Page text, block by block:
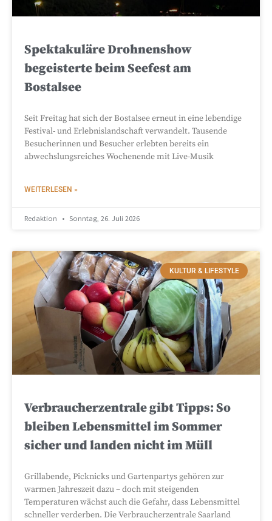
Spektakuläre Drohnenshow
begeisterte beim Seefest am
Bostalsee
Seit Freitag hat sich der Bostalsee erneut in eine lebendige
Festival- und Erlebnislandschaft verwandelt. Tausende
Besucherinnen und Besucher erlebten bereits ein
abwechslungsreiches Wochenende mit Live-Musik
WEITERLESEN »
Redaktion Sonntag, 26. Juli 2026
KULTUR & LIFESTYLE
Verbraucherzentrale gibt Tipps: So
bleiben Lebensmittel im Sommer
sicher und landen nicht im Müll
Grillabende, Picknicks und Gartenpartys gehören zur
warmen Jahreszeit dazu – doch mit steigenden
Temperaturen wächst auch die Gefahr, dass Lebensmittel
schneller verderben. Die Verbraucherzentrale Saarland